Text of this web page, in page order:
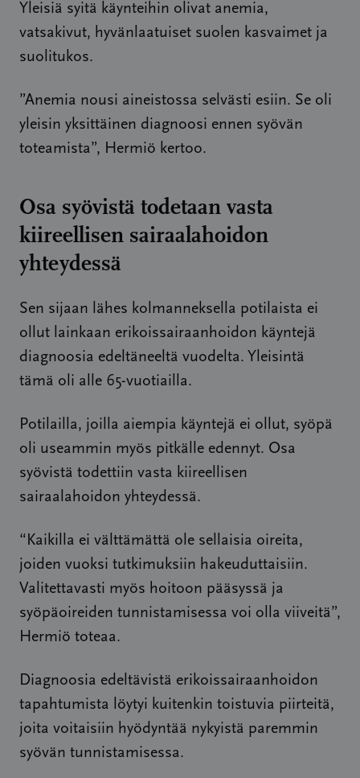
Yleisiä syitä käynteihin olivat anemia,
vatsakivut, hyvänlaatuiset suolen kasvaimet ja
suolitukos.
”Anemia nousi aineistossa selvästi esiin. Se oli
yleisin yksittäinen diagnoosi ennen syövän
toteamista”, Hermiö kertoo.
Osa syövistä todetaan vasta
kiireellisen sairaalahoidon
yhteydessä
Sen sijaan lähes kolmanneksella potilaista ei
ollut lainkaan erikoissairaanhoidon käyntejä
diagnoosia edeltäneeltä vuodelta. Yleisintä
tämä oli alle 65-vuotiailla.
Potilailla, joilla aiempia käyntejä ei ollut, syöpä
oli useammin myös pitkälle edennyt. Osa
syövistä todettiin vasta kiireellisen
sairaalahoidon yhteydessä.
“Kaikilla ei välttämättä ole sellaisia oireita,
joiden vuoksi tutkimuksiin hakeuduttaisiin.
Valitettavasti myös hoitoon pääsyssä ja
syöpäoireiden tunnistamisessa voi olla viiveitä”,
Hermiö toteaa.
Diagnoosia edeltävistä erikoissairaanhoidon
tapahtumista löytyi kuitenkin toistuvia piirteitä,
joita voitaisiin hyödyntää nykyistä paremmin
syövän tunnistamisessa.